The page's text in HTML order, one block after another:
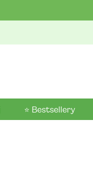
⭐ Bestsellery